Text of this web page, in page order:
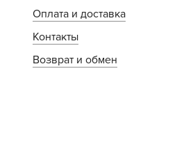
Оплата и доставка
Контакты
Возврат и обмен